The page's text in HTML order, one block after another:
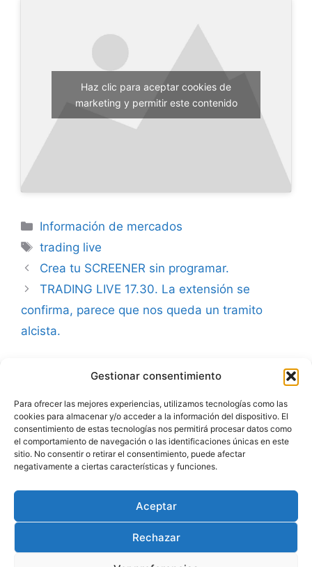
Gestionar consentimiento
Para ofrecer las mejores experiencias, utilizamos tecnologías como las
cookies para almacenar y/o acceder a la información del dispositivo. El
consentimiento de estas tecnologías nos permitirá procesar datos como
el comportamiento de navegación o las identificaciones únicas en este
sitio. No consentir o retirar el consentimiento, puede afectar
negativamente a ciertas características y funciones.
Aceptar
Rechazar
Haz clic para aceptar cookies de
marketing y permitir este contenido
Categorías
Información de mercados
Etiquetas
trading live
Crea tu SCREENER sin programar.
TRADING LIVE 17.30. La extensión se
confirma, parece que nos queda un tramito
alcista.
Advertencia
Política de privacidad
Aviso legal
Política de cookies